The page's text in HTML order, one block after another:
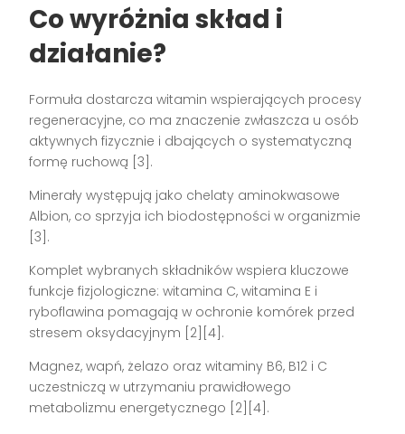
Co wyróżnia skład i
działanie?
Formuła dostarcza witamin wspierających procesy
regeneracyjne, co ma znaczenie zwłaszcza u osób
aktywnych fizycznie i dbających o systematyczną
formę ruchową [3].
Minerały występują jako chelaty aminokwasowe
Albion, co sprzyja ich biodostępności w organizmie
[3].
Komplet wybranych składników wspiera kluczowe
funkcje fizjologiczne: witamina C, witamina E i
ryboflawina pomagają w ochronie komórek przed
stresem oksydacyjnym [2][4].
Magnez, wapń, żelazo oraz witaminy B6, B12 i C
uczestniczą w utrzymaniu prawidłowego
metabolizmu energetycznego [2][4].